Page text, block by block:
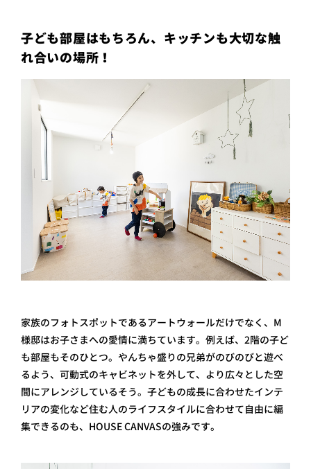
子ども部屋はもちろん、キッチンも大切な触
れ合いの場所！
家族のフォトスポットであるアートウォールだけでなく、M
様邸はお子さまへの愛情に満ちています。例えば、2階の子ど
も部屋もそのひとつ。やんちゃ盛りの兄弟がのびのびと遊べ
るよう、可動式のキャビネットを外して、より広々とした空
間にアレンジしているそう。子どもの成長に合わせたインテ
リアの変化など住む人のライフスタイルに合わせて自由に編
集できるのも、HOUSE CANVASの強みです。